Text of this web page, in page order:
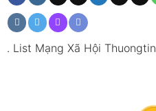
. List Mạng Xã Hội Thuongtin